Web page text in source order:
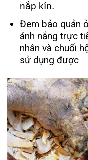
nắp kín.
Đem bảo quản
ánh nắng trực
nhân và chuối
sử dụng được